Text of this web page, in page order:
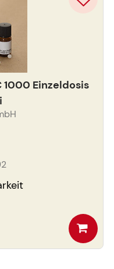
1000 Einzeldosis